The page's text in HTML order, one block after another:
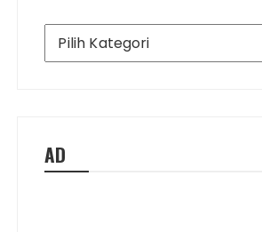
Ada
Apa
AD